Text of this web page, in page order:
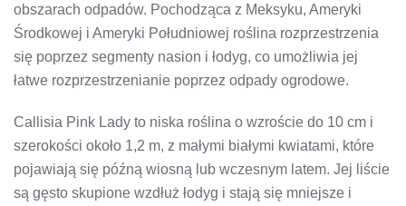
obszarach odpadów. Pochodząca z Meksyku, Ameryki
Środkowej i Ameryki Południowej roślina rozprzestrzenia
się poprzez segmenty nasion i łodyg, co umożliwia jej
łatwe rozprzestrzenianie poprzez odpady ogrodowe.
Callisia Pink Lady to niska roślina o wzroście do 10 cm i
szerokości około 1,2 m, z małymi białymi kwiatami, które
pojawiają się późną wiosną lub wczesnym latem. Jej liście
są gęsto skupione wzdłuż łodyg i stają się mniejsze i